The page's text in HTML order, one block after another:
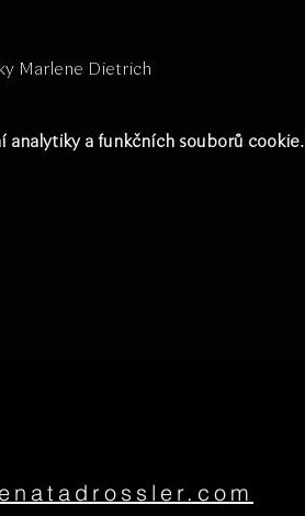
Marlene Dietrich
analytiky a funkčních souborů cookie.